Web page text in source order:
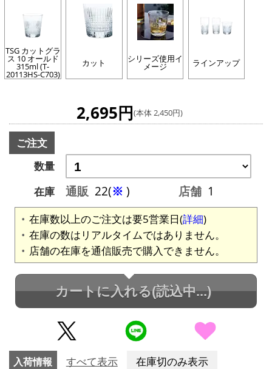
TSG カットグラ
ス 10 オールド
315ml (T-
20113HS-C703)
カット シリーズ使用イ
メージ ラインアップ
2,695円(本体 2,450円)
ご注文
数量
在庫
通販 22(※ ) 店舗 1
在庫数以上のご注文は要5営業日(詳細)
在庫の数はリアルタイムではありません。
店舗の在庫を通信販売で購入できません。
カートに入れる(読込中...)
入荷情報 すべて表示 在庫切のみ表示